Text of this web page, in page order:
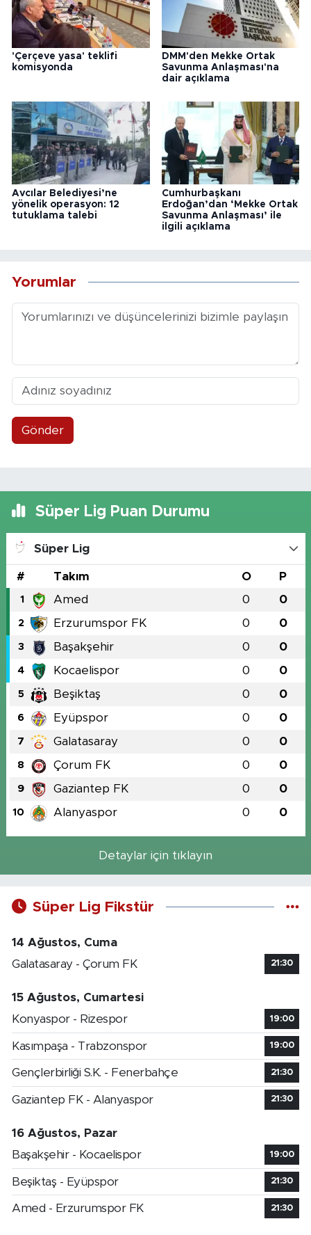
'Çerçeve yasa' teklifi
komisyonda
DMM'den Mekke Ortak
Savunma Anlaşması'na
dair açıklama
Avcılar Belediyesi’ne
yönelik operasyon: 12
tutuklama talebi
Cumhurbaşkanı
Erdoğan’dan ‘Mekke Ortak
Savunma Anlaşması’ ile
ilgili açıklama
Yorumlar
Gönder
Süper Lig Puan Durumu
Süper Lig
# Takım O P
1 Amed 0 0
2 Erzurumspor FK 0 0
3 Başakşehir 0 0
4 Kocaelispor 0 0
5 Beşiktaş 0 0
6 Eyüpspor 0 0
7 Galatasaray 0 0
8 Çorum FK 0 0
9 Gaziantep FK 0 0
10 Alanyaspor 0 0
Detaylar için tıklayın
Süper Lig Fikstür
14 Ağustos, Cuma
Galatasaray - Çorum FK
21:30
15 Ağustos, Cumartesi
Konyaspor - Rizespor
19:00
Kasımpaşa - Trabzonspor 19:00
Gençlerbirliği S.K. - Fenerbahçe 21:30
Gaziantep FK - Alanyaspor 21:30
16 Ağustos, Pazar
Başakşehir - Kocaelispor
19:00
Beşiktaş - Eyüpspor 21:30
Amed - Erzurumspor FK 21:30